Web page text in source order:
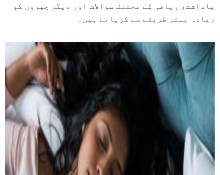
یاداشت، ریاضی کے مختلف سوالات اور دیگر چیزوں کو
زیادہ بہتر طریقے سے کرپاتے ہیں۔